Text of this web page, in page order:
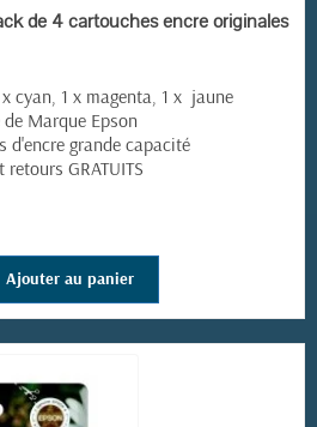
EN STOCK
de 4 cartouches encre originales
cyan, 1 x magenta, 1 x jaune
Marque Epson
d'encre grande capacité
GRATUITS
Ajouter au panier